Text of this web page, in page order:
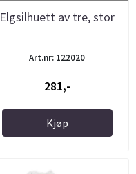
Elgsilhuett av tre, stor
Art.nr: 122020
281,-
Kjøp